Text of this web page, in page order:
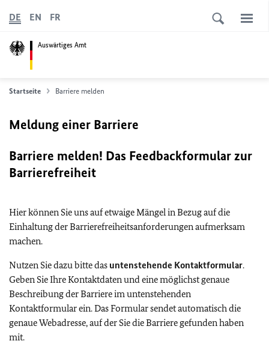
Auswärtiges Amt
DE EN FR
Startseite Barriere melden
Meldung einer Barriere
Barriere melden! Das Feedbackformular zur
Barrierefreiheit
Hier können Sie uns auf etwaige Mängel in Bezug auf die
Einhaltung der Barrierefreiheitsanforderungen aufmerksam
machen.
Nutzen Sie dazu bitte das untenstehende Kontaktformular.
Geben Sie Ihre Kontaktdaten und eine möglichst genaue
Beschreibung der Barriere im untenstehenden
Kontaktformular ein. Das Formular sendet automatisch die
genaue Webadresse, auf der Sie die Barriere gefunden haben
mit.